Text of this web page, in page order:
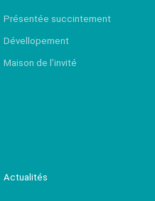
Présentée succintement
Dévellopement
Maison de l’invité
Actualités